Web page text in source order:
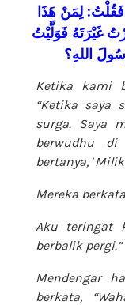
فَقُلْتُ: لِمَنْ هَذَا
غَيْرَتَهُ فَوَلَّيْتُ
اللهِ؟
Ketika kami
“Ketika saya
surga. Saya
berwudhu
bertanya, ‘
Mereka
Aku teringat
berbalik pergi.”
Mendengar
berkata,